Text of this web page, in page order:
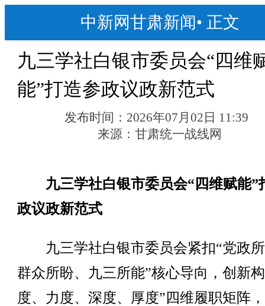
中新网甘肃新闻• 正文
九三学社白银市委员会“四维
能”打造参政议政新范式
发布时间： 2026年07月02日 11:39
来源： 甘肃统一战线网
九三学社白银市委员会“四维赋能”
政议政新范式
九三学社白银市委员会紧扣“党政
群众所盼、九三所能”核心导向，创新
度、力度、深度、厚度”四维履职矩阵